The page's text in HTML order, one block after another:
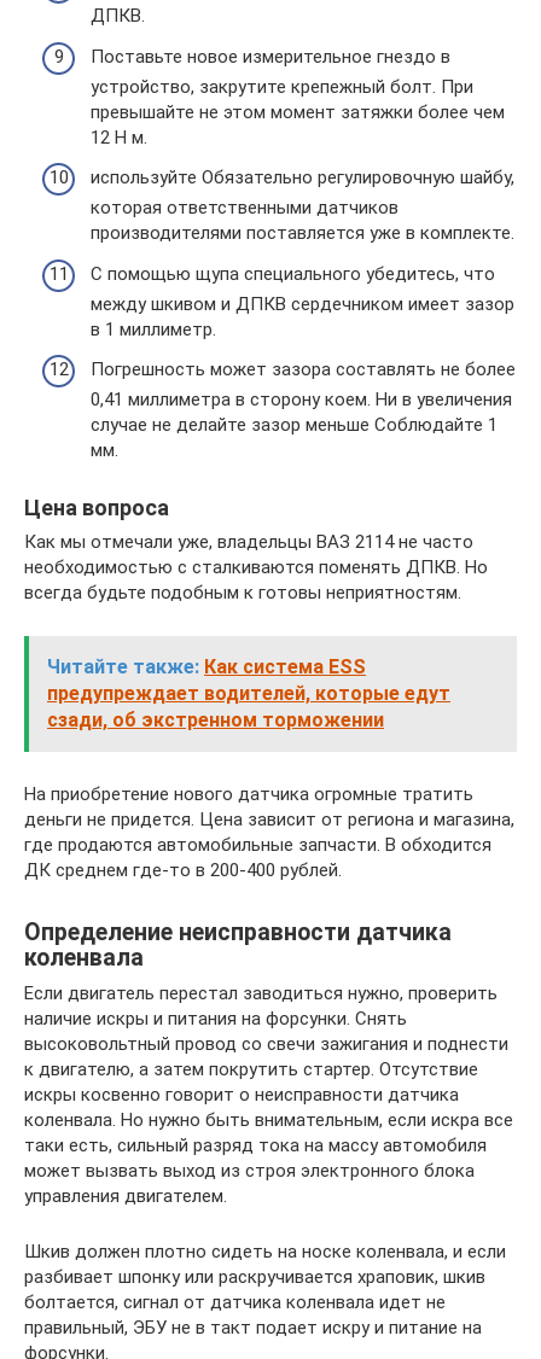
ДПКВ.
Поставьте новое измерительное гнездо в
устройство, закрутите крепежный болт. При
превышайте не этом момент затяжки более чем
12 Н м.
используйте Обязательно регулировочную шайбу,
которая ответственными датчиков
производителями поставляется уже в комплекте.
С помощью щупа специального убедитесь, что
между шкивом и ДПКВ сердечником имеет зазор
в 1 миллиметр.
Погрешность может зазора составлять не более
0,41 миллиметра в сторону коем. Ни в увеличения
случае не делайте зазор меньше Соблюдайте 1
мм.
Цена вопроса
Как мы отмечали уже, владельцы ВАЗ 2114 не часто
необходимостью с сталкиваются поменять ДПКВ. Но
всегда будьте подобным к готовы неприятностям.
Читайте также: Как система ESS
предупреждает водителей, которые едут
сзади, об экстренном торможении
На приобретение нового датчика огромные тратить
деньги не придется. Цена зависит от региона и магазина,
где продаются автомобильные запчасти. В обходится
ДК среднем где-то в 200-400 рублей.
Определение неисправности датчика
коленвала
Если двигатель перестал заводиться нужно, проверить
наличие искры и питания на форсунки. Снять
высоковольтный провод со свечи зажигания и поднести
к двигателю, а затем покрутить стартер. Отсутствие
искры косвенно говорит о неисправности датчика
коленвала. Но нужно быть внимательным, если искра все
таки есть, сильный разряд тока на массу автомобиля
может вызвать выход из строя электронного блока
управления двигателем.
Шкив должен плотно сидеть на носке коленвала, и если
разбивает шпонку или раскручивается храповик, шкив
болтается, сигнал от датчика коленвала идет не
правильный, ЭБУ не в такт подает искру и питание на
форсунки.